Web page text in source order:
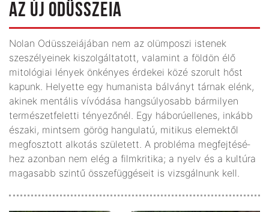
AZ ÚJ ODÜSSZEIA
Nolan Odüsszeiájában nem az olümposzi istenek
szeszélyeinek kiszolgáltatott, valamint a földön élő
mitológiai lények önkényes érdekei közé szorult hőst
kapunk. Helyette egy humanista bálványt tárnak elénk,
akinek mentális vívódása hangsúlyo­sabb bármilyen
természet­feletti tényezőnél. Egy háborúellenes, inkább
északi, mintsem görög hangulatú, mitikus elemektől
megfosztott alkotás született. A probléma megfejtésé­
hez azonban nem elég a film­kritika; a nyelv és a kultúra
magasabb szintű össze­függéseit is vizsgálnunk kell.